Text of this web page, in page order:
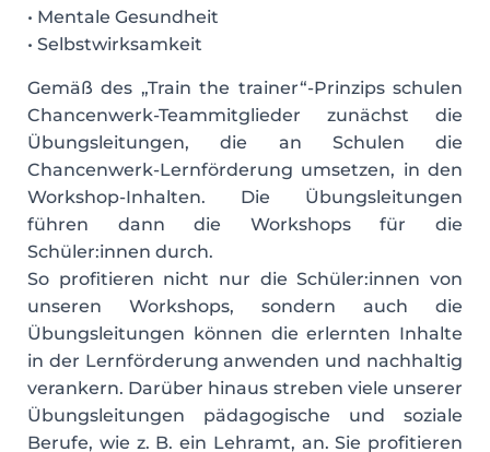
• Mentale Gesundheit
• Selbstwirksamkeit
Gemäß des „Train the trainer“-Prinzips schulen
Chancenwerk-Teammitglieder zunächst die
Übungsleitungen, die an Schulen die
Chancenwerk-Lernförderung umsetzen, in den
Workshop-Inhalten. Die Übungsleitungen
führen dann die Workshops für die
Schüler:innen durch.
So profitieren nicht nur die Schüler:innen von
unseren Workshops, sondern auch die
Übungsleitungen können die erlernten Inhalte
in der Lernförderung anwenden und nachhaltig
verankern. Darüber hinaus streben viele unserer
Übungsleitungen pädagogische und soziale
Berufe, wie z. B. ein Lehramt, an. Sie profitieren